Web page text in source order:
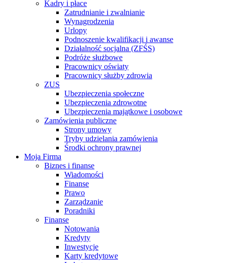
Kadry i płace
Zatrudnianie i zwalnianie
Wynagrodzenia
Urlopy
Podnoszenie kwalifikacji i awanse
Działalność socjalna (ZFŚS)
Podróże służbowe
Pracownicy oświaty
Pracownicy służby zdrowia
ZUS
Ubezpieczenia społeczne
Ubezpieczenia zdrowotne
Ubezpieczenia majątkowe i osobowe
Zamówienia publiczne
Strony umowy
Tryby udzielania zamówienia
Środki ochrony prawnej
Moja Firma
Biznes i finanse
Wiadomości
Finanse
Prawo
Zarządzanie
Poradniki
Finanse
Notowania
Kredyty
Inwestycje
Karty kredytowe